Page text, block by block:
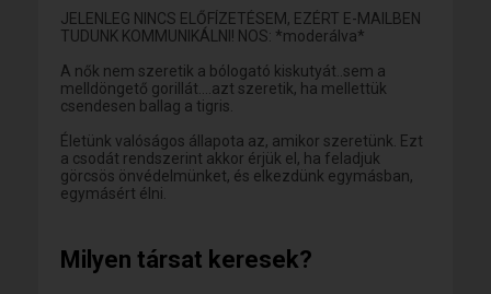
JELENLEG NINCS ELŐFÍZETÉSEM, EZÉRT E-MAILBEN
TUDUNK KOMMUNIKÁLNI! NOS: *moderálva*
A nők nem szeretik a bólogató kiskutyát..sem a
melldöngető gorillát....azt szeretik, ha mellettük
csendesen ballag a tigris.
Életünk valóságos állapota az, amikor szeretünk. Ezt
a csodát rendszerint akkor érjük el, ha feladjuk
görcsös önvédelmünket, és elkezdünk egymásban,
egymásért élni.
Milyen társat keresek?